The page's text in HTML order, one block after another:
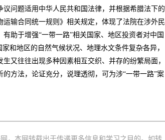
问题适用中华人民共和国法律，并根据希腊法下的
输合同统一规则》相关规定，体现了法院在涉外民
助于增强“一带一路”相关国家、地区投资者对中国
和地区的自然气候状况、地理水文条件复杂各异，
又往往出现多种因素相互交织、并存的纷繁局面，
方法，论证充分，说理透彻，可为涉“一带一路”案